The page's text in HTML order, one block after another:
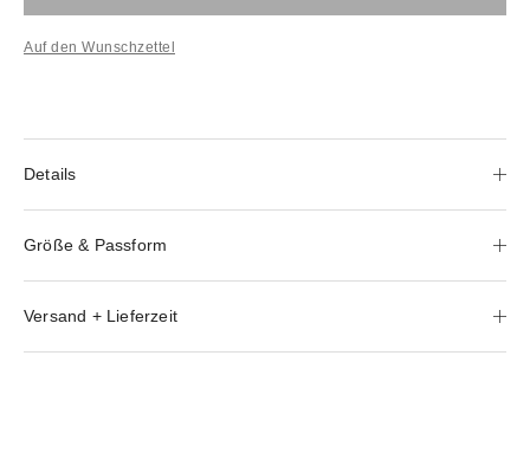
Auf den Wunschzettel
Details
Größe & Passform
Versand + Lieferzeit